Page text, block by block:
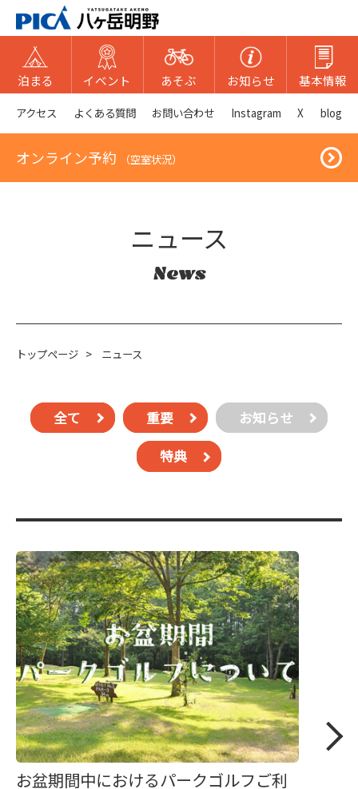
泊まる イベント あそぶ お知らせ 基本情報
アクセス よくある質問 お問い合わせ Instagram X blog
オンライン予約 （空室状況）
ニュース
News
トップページ > ニュース
全て 重要 お知らせ
特典
お盆期間中におけるパークゴルフご利